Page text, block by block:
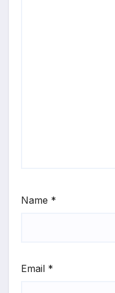
Name *
Email *